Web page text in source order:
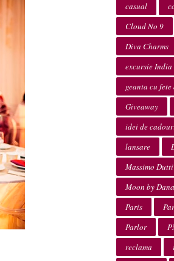
casual
Cloud No 9
Diva Charms
excursie India
geanta cu
Giveaway
idei de
lansare
Massimo Dutti
Moon by
Paris
Parlor
reclama